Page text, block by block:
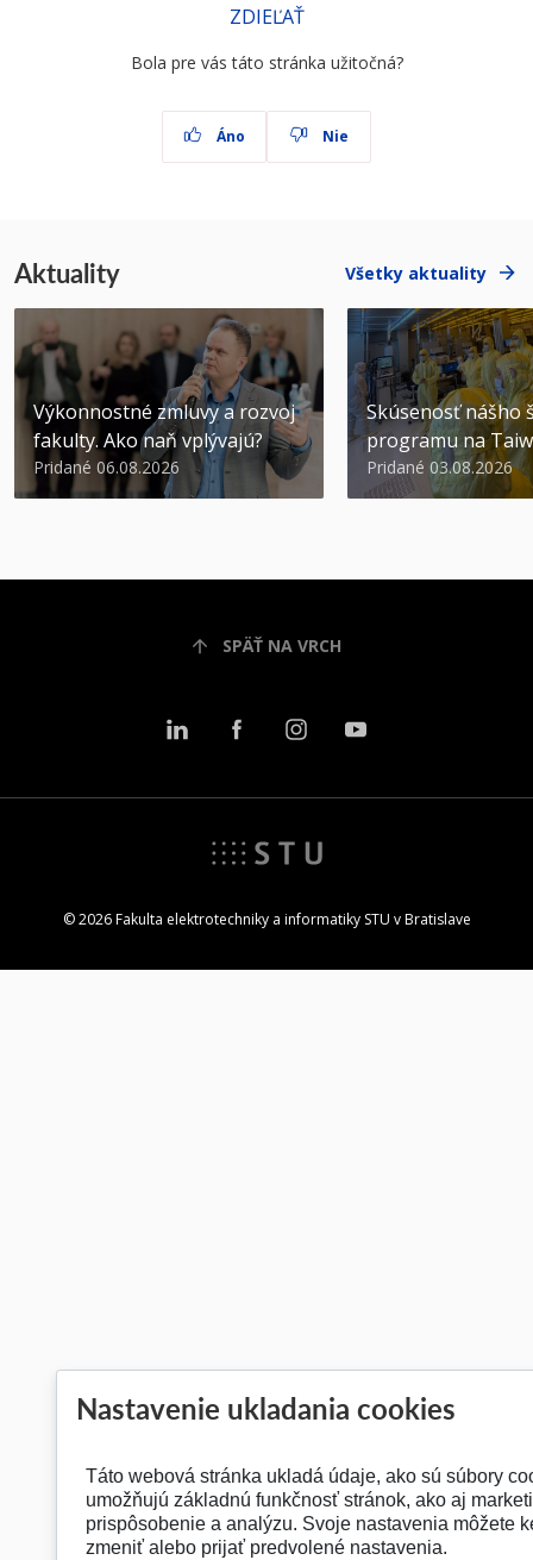
ZDIEĽAŤ
Bola pre vás táto stránka užitočná?
Áno Nie
Aktuality Všetky aktuality
Výkonnostné zmluvy a rozvoj
fakulty. Ako naň vplývajú?
Pridané 06.08.2026
Skúsenosť nášho
programu na
Pridané 03.08.2026
SPÄŤ NA VRCH
© 2026 Fakulta elektrotechniky a informatiky STU v Bratislave
Nastavenie ukladania cookies
Táto webová stránka ukladá údaje, ako sú súbory
umožňujú základnú funkčnosť stránok, ako aj
prispôsobenie a analýzu. Svoje nastavenia môžete
zmeniť alebo prijať predvolené nastavenia.